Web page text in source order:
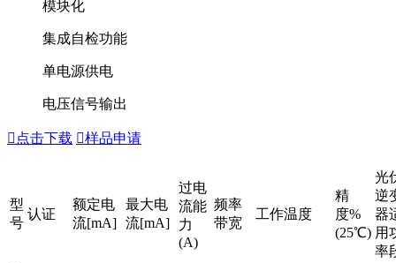
模块化
集成自检功能
单电源供电
电压信号输出
 点击下载 样品申请
型
号
认证
额定电
流[mA]
最大电
流[mA]
过电
流能
力
(A)
频率
带宽
工作温度
精
度%
(25℃)
光
逆
器
用
率